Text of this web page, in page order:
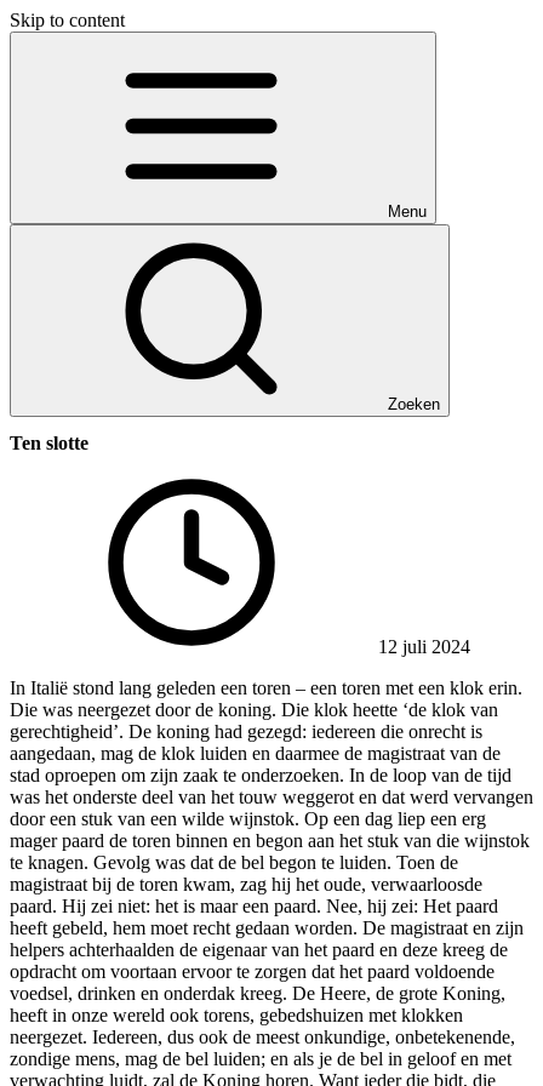
Skip to content
Menu
Zoeken
Ten slotte
12 juli 2024
In Italië stond lang geleden een toren – een toren met een klok erin.
Die was neergezet door de koning. Die klok heette ‘de klok van
gerechtigheid’. De koning had gezegd: iedereen die onrecht is
aangedaan, mag de klok luiden en daarmee de magistraat van de
stad oproepen om zijn zaak te onderzoeken. In de loop van de tijd
was het onderste deel van het touw weggerot en dat werd vervangen
door een stuk van een wilde wijnstok. Op een dag liep een erg
mager paard de toren binnen en begon aan het stuk van die wijnstok
te knagen. Gevolg was dat de bel begon te luiden. Toen de
magistraat bij de toren kwam, zag hij het oude, verwaarloosde
paard. Hij zei niet: het is maar een paard. Nee, hij zei: Het paard
heeft gebeld, hem moet recht gedaan worden. De magistraat en zijn
helpers achterhaalden de eigenaar van het paard en deze kreeg de
opdracht om voortaan ervoor te zorgen dat het paard voldoende
voedsel, drinken en onderdak kreeg. De Heere, de grote Koning,
heeft in onze wereld ook torens, gebedshuizen met klokken
neergezet. Iedereen, dus ook de meest onkundige, onbetekenende,
zondige mens, mag de bel luiden; en als je de bel in geloof en met
verwachting luidt, zal de Koning horen. Want ieder die bidt, die